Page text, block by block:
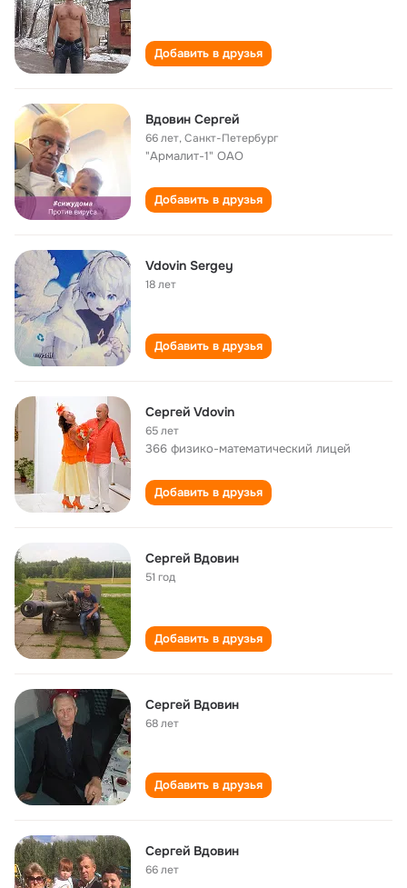
Добавить в друзья
Вдовин Сергей
66 лет,Санкт-Петербург
"Армалит-1" ОАО
Добавить в друзья
Vdovin Sergey
18 лет
Добавить в друзья
Сергей Vdovin
65 лет
366 физико-математический лицей
Добавить в друзья
Сергей Вдовин
51 год
Добавить в друзья
Сергей Вдовин
68 лет
Добавить в друзья
Сергей Вдовин
66 лет